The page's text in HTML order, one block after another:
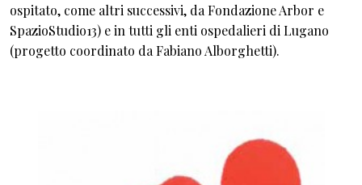
ospitato, come altri successivi, da Fondazione Arbor e
SpazioStudio13) e in tutti gli enti ospedalieri di Lugano
(progetto coordinato da Fabiano Alborghetti).